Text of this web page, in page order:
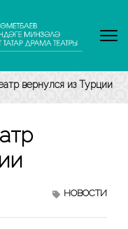
вернулся из Турции
НОВОСТИ